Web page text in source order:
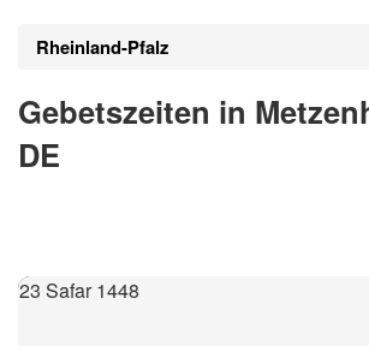
Rheinland-Pfalz
Gebetszeiten in
DE
23 Safar 1448